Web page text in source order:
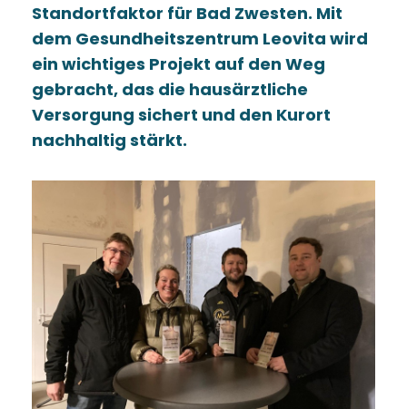
Standortfaktor für Bad Zwesten. Mit
dem Gesundheitszentrum Leovita wird
ein wichtiges Projekt auf den Weg
gebracht, das die hausärztliche
Versorgung sichert und den Kurort
nachhaltig stärkt.